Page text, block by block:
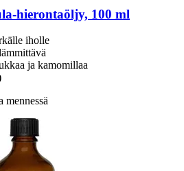
​hierontaöljy, 100 ml
iholle
ja kamomillaa
mennessä